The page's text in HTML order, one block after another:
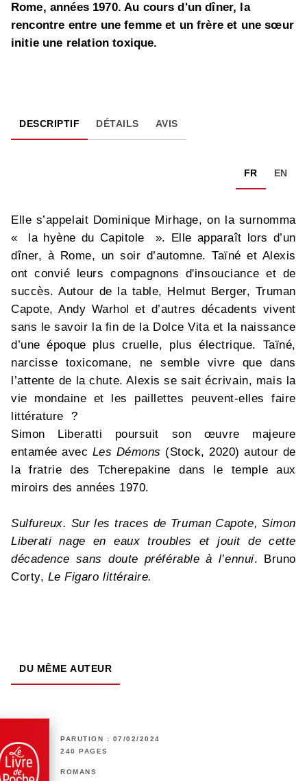
Rome, années 1970. Au cours d'un dîner, la
rencontre entre une femme et un frère et une sœur
initie une relation toxique.
DESCRIPTIF DÉTAILS AVIS
FR EN
Elle s’appelait Dominique Mirhage, on la surnomma
« la hyène du Capitole ». Elle apparaît lors d’un
dîner, à Rome, un soir d’automne. Taïné et Alexis
ont convié leurs compagnons d'insouciance et de
succès. Autour de la table, Helmut Berger, Truman
Capote, Andy Warhol et d’autres décadents vivent
sans le savoir la fin de la Dolce Vita et la naissance
d’une époque plus cruelle, plus électrique. Taïné,
narcisse toxicomane, ne semble vivre que dans
l’attente de la chute. Alexis se sait écrivain, mais la
vie mondaine et les paillettes peuvent-elles faire
littérature ?
Simon Liberatti poursuit son œuvre majeure
entamée avec Les Démons (Stock, 2020) autour de
la fratrie des Tcherepakine dans le temple aux
miroirs des années 1970.
Sulfureux. Sur les traces de Truman Capote, Simon
Liberati nage en eaux troubles et jouit de cette
décadence sans doute préférable à l’ennui. Bruno
Corty, Le Figaro littéraire.
DU MÊME AUTEUR
PARUTION : 07/02/2024
240 PAGES
ROMANS